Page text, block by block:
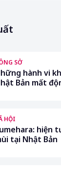
SỞ
hành vi
Bản mất
HỘI
hiện
tại Nhật Bản